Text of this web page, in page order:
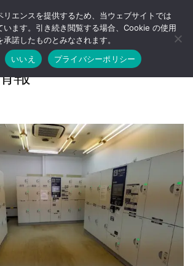
報
報
リエンスを提供するため、当ウェブサイトでは
ます。引き続き閲覧する場合、Cookie の使用
承諾したものとみなされます。
いいえ プライバシーポリシー